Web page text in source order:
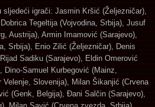
igrači: Jasmin Kršić (Željezničar),
Tegeltija (Vojvodina, Srbija), Jusuf
Austrija), Armin Imamović (Sarajevo),
Srbija), Enio Zilić (Željezničar), Denis
Sadiku (Sarajevo), Eldin Omerović
Samuel Kurbegović (Mainz,
Velenje, Slovenija), Milan Šikanjić (Crvena
(Genk, Belgija), Đani Salčin (Sarajevo),